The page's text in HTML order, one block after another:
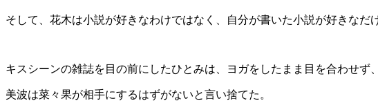
そして、花木は小説が好きなわけではなく、自分が書いた小説が好きなだ
キスシーンの雑誌を目の前にしたひとみは、ヨガをしたまま目を合わせず
美波は菜々果が相手にするはずがないと言い捨てた。